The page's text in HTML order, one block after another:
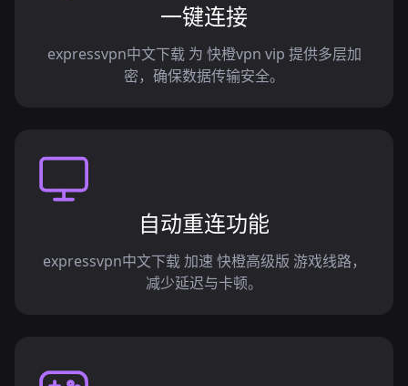
一键连接
expressvpn中文下载 为 快橙vpn vip 提供多层加
密，确保数据传输安全。
自动重连功能
expressvpn中文下载 加速 快橙高级版 游戏线路，
减少延迟与卡顿。